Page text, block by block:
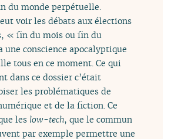
du monde perpétuelle.
voir les débats aux élections
« fin du mois ou fin du
conscience apocalyptique
tous en ce moment. Ce qui
dans ce dossier c’était
les problématiques de
et de la fiction. Ce
les low-tech, que le commun
par exemple permettre une